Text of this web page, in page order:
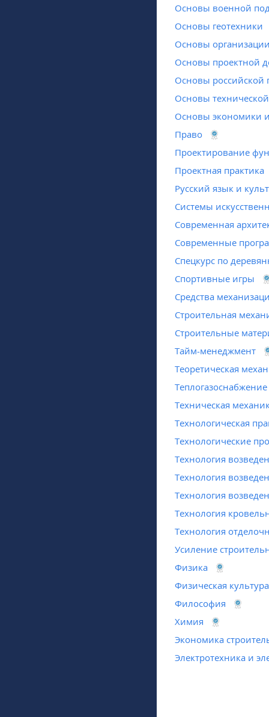
Основы военной
Основы геотехники
Основы
Основы проектной
Основы российской
Основы технической
Основы экономики
Право
Проектирование
Проектная практика
Русский язык и
Системы
Современная
Современные
Спецкурс по
Спортивные игры
Средства
Строительная
Строительные
Тайм-менеджмент
Теоретическая
Техническая
Технологическая
Технологические
Технология
Технология
Технология
Технология
Технология
Усиление
Физика
Физическая
Философия
Химия
Экономика
Электротехника и